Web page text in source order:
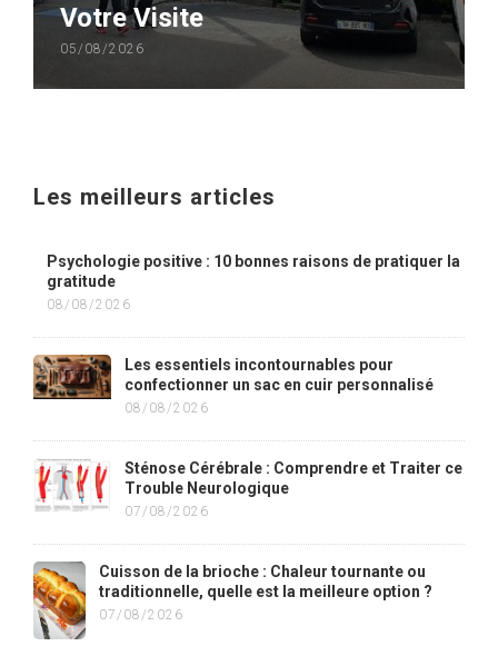
Votre Visite
05/08/2026
Les meilleurs articles
Psychologie positive : 10 bonnes raisons de pratiquer la
gratitude
08/08/2026
Les essentiels incontournables pour
confectionner un sac en cuir personnalisé
08/08/2026
Sténose Cérébrale : Comprendre et Traiter ce
Trouble Neurologique
07/08/2026
Cuisson de la brioche : Chaleur tournante ou
traditionnelle, quelle est la meilleure option ?
07/08/2026